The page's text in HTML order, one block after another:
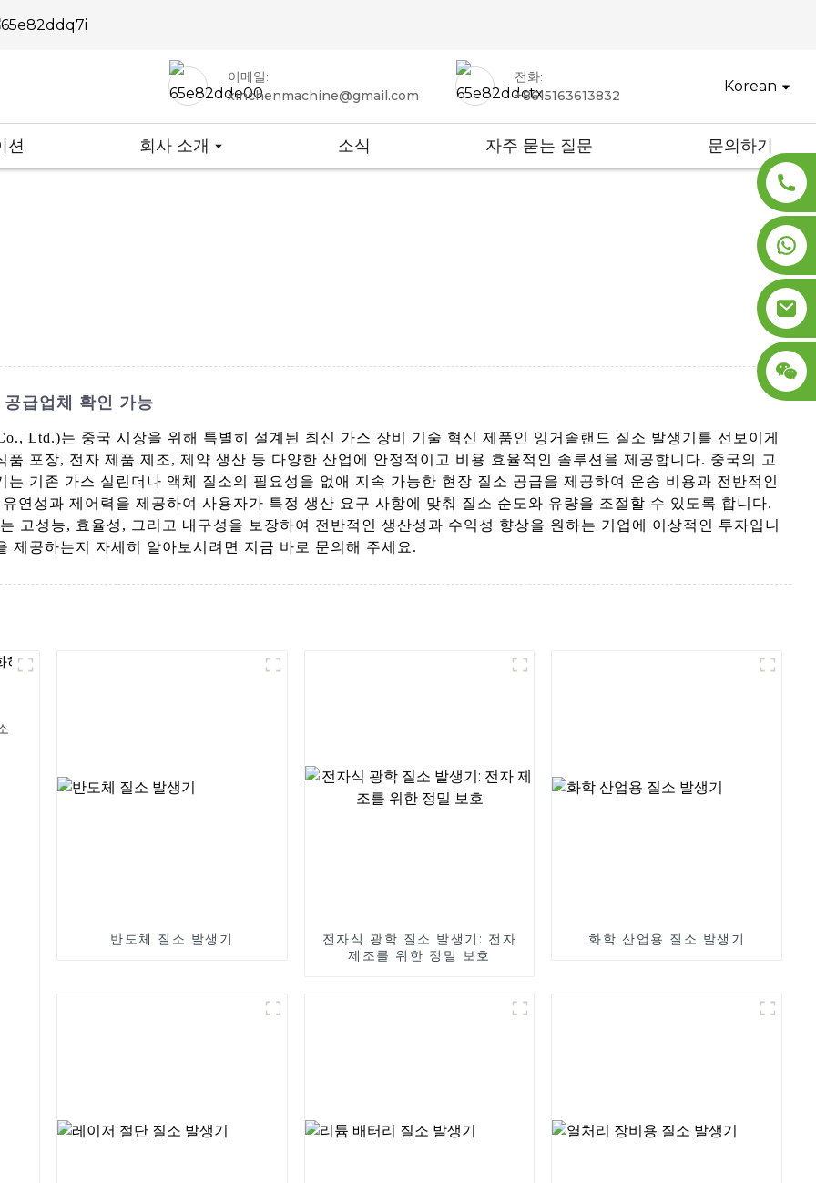
이메일:
xinchenmachine@gmail.com
전화:
+8615163613832
Korean
션 회사 소개 소식 자주 묻는 질문 문의하기
급업체 확인 가능
Ltd.)는 중국 시장을 위해 특별히 설계된 최신 가스 장비 기술 혁신 제품인 잉거솔랜드 질소 발생기를 선보이게
포장, 전자 제품 제조, 제약 생산 등 다양한 산업에 안정적이고 비용 효율적인 솔루션을 제공합니다. 중국의 고
기존 가스 실린더나 액체 질소의 필요성을 없애 지속 가능한 현장 질소 공급을 제공하여 운송 비용과 전반적인
연성과 제어력을 제공하여 사용자가 특정 생산 요구 사항에 맞춰 질소 순도와 유량을 조절할 수 있도록 합니다.
고성능, 효율성, 그리고 내구성을 보장하여 전반적인 생산성과 수익성 향상을 원하는 기업에 이상적인 투자입니
제공하는지 자세히 알아보시려면 지금 바로 문의해 주세요.
반도체 질소 발생기
전자식 광학 질소 발생기: 전자
제조를 위한 정밀 보호
화학 산업용 질소 발생기